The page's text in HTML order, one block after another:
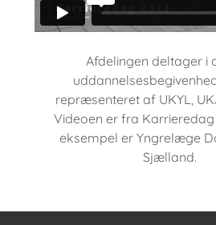
Afdelingen deltager i
repræsenteret af UKYL,
Videoen er fra Karrieredag
eksempel er Yngrelæge
Sjælland.